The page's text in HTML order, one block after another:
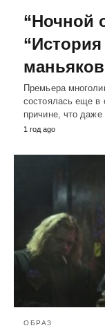
“Ночной
Премьера
состоялась еще в
причине, что даже
1 год ago
ОБРАЗ